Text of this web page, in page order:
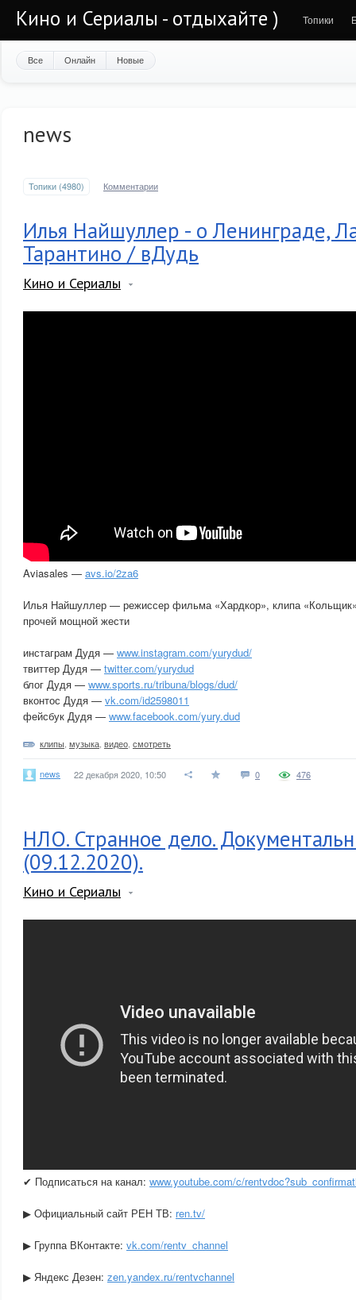
Кино и Сериалы - отдыхайте ) Топики
Все Онлайн Новые
news
Топики (4980) Комментарии
Илья Найшуллер - о Ленинграде,
Тарантино / вДудь
Кино и Сериалы
Aviasales — avs.io/2za6
Илья Найшуллер — режиссер фильма «Хардкор», клипа
прочей мощной жести
инстаграм Дудя — www.instagram.com/yurydud/
твиттер Дудя — twitter.com/yurydud
блог Дудя — www.sports.ru/tribuna/blogs/dud/
вконтос Дудя — vk.com/id2598011
фейсбук Дудя — www.facebook.com/yury.dud
клипы музыка видео смотреть
news 22 декабря 2020, 10:50 0 476
НЛО. Странное дело.
(09.12.2020).
Кино и Сериалы
✔ Подписаться на канал: www.youtube.com/c/
▶ Официальный сайт РЕН ТВ: ren.tv/
▶ Группа ВКонтакте: vk.com/rentv_channel
▶ Яндекс Дезен: zen.yandex.ru/rentvchannel